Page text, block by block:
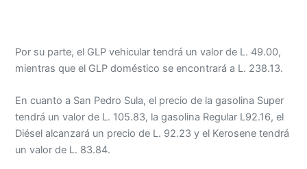
Por su parte, el GLP vehicular tendrá un valor de L. 49.00,
mientras que el GLP doméstico se encontrará a L. 238.13.
En cuanto a San Pedro Sula, el precio de la gasolina Super
tendrá un valor de L. 105.83, la gasolina Regular L92.16, el
Diésel alcanzará un precio de L. 92.23 y el Kerosene tendrá
un valor de L. 83.84.